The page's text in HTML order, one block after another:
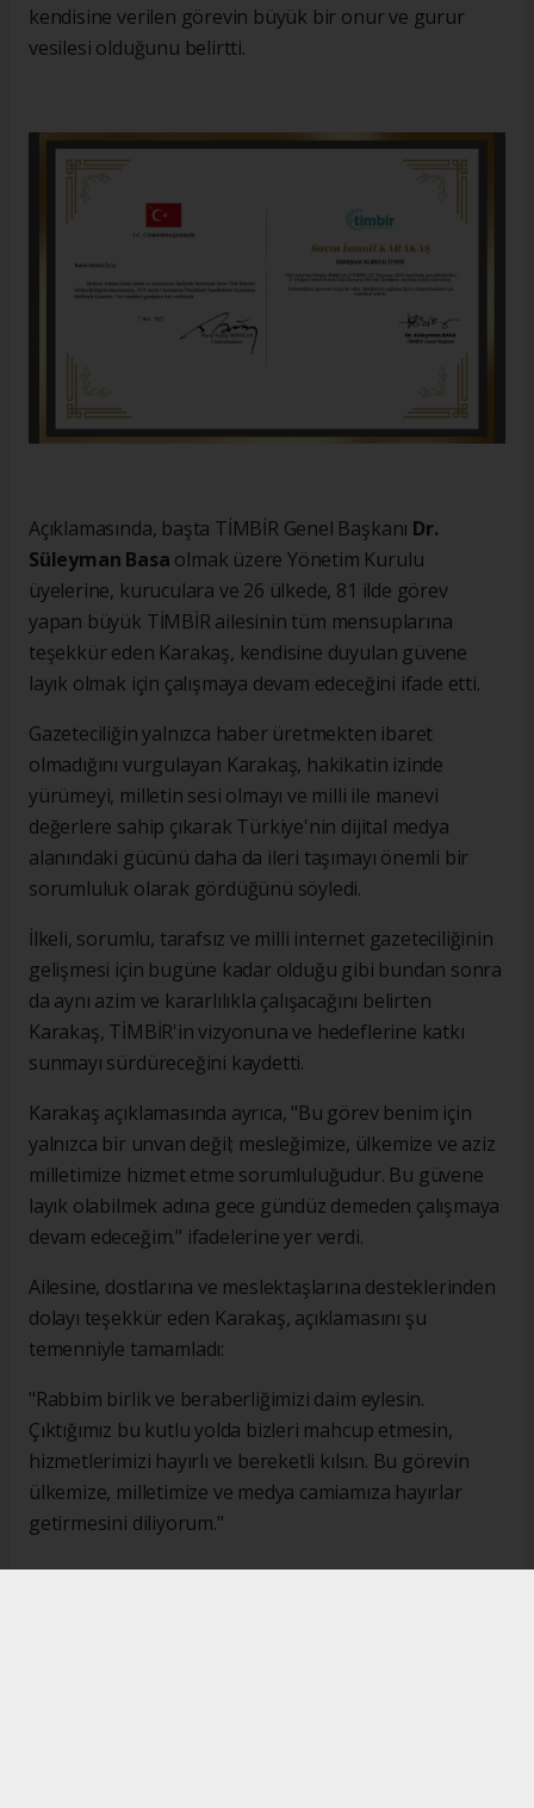
kendisine verilen görevin büyük bir onur ve gurur
vesilesi olduğunu belirtti.
Açıklamasında, başta TİMBİR Genel Başkanı Dr.
Süleyman Basa olmak üzere Yönetim Kurulu
üyelerine, kuruculara ve 26 ülkede, 81 ilde görev
yapan büyük TİMBİR ailesinin tüm mensuplarına
teşekkür eden Karakaş, kendisine duyulan güvene
layık olmak için çalışmaya devam edeceğini ifade etti.
Gazeteciliğin yalnızca haber üretmekten ibaret
olmadığını vurgulayan Karakaş, hakikatin izinde
yürümeyi, milletin sesi olmayı ve milli ile manevi
değerlere sahip çıkarak Türkiye'nin dijital medya
alanındaki gücünü daha da ileri taşımayı önemli bir
sorumluluk olarak gördüğünü söyledi.
İlkeli, sorumlu, tarafsız ve milli internet gazeteciliğinin
gelişmesi için bugüne kadar olduğu gibi bundan sonra
da aynı azim ve kararlılıkla çalışacağını belirten
Karakaş, TİMBİR'in vizyonuna ve hedeflerine katkı
sunmayı sürdüreceğini kaydetti.
Karakaş açıklamasında ayrıca, "Bu görev benim için
yalnızca bir unvan değil; mesleğimize, ülkemize ve aziz
milletimize hizmet etme sorumluluğudur. Bu güvene
layık olabilmek adına gece gündüz demeden çalışmaya
devam edeceğim." ifadelerine yer verdi.
Ailesine, dostlarına ve meslektaşlarına desteklerinden
dolayı teşekkür eden Karakaş, açıklamasını şu
temenniyle tamamladı:
"Rabbim birlik ve beraberliğimizi daim eylesin.
Çıktığımız bu kutlu yolda bizleri mahcup etmesin,
hizmetlerimizi hayırlı ve bereketli kılsın. Bu görevin
ülkemize, milletimize ve medya camiamıza hayırlar
getirmesini diliyorum."